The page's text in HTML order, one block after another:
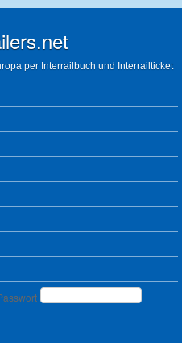
per Interrailbuch und Interrailticket